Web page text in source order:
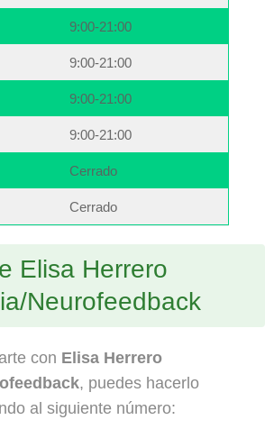
9:00-21:00
9:00-21:00
9:00-21:00
9:00-21:00
Cerrado
Cerrado
Elisa Herrero
Neurofeedback
con Elisa Herrero
, puedes hacerlo
al siguiente número: